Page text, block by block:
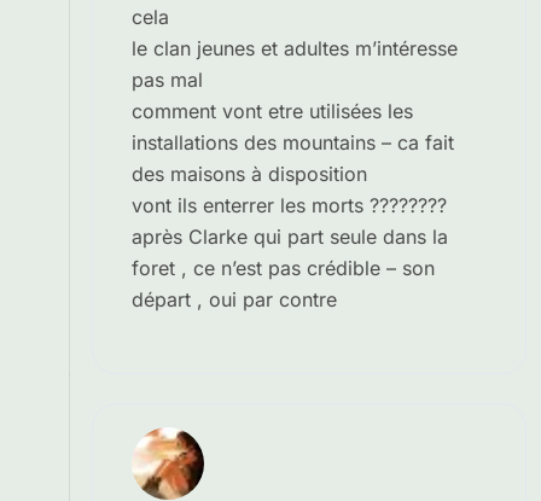
cela
le clan jeunes et adultes m’intéresse
pas mal
comment vont etre utilisées les
installations des mountains – ca fait
des maisons à disposition
vont ils enterrer les morts ????????
après Clarke qui part seule dans la
foret , ce n’est pas crédible – son
départ , oui par contre